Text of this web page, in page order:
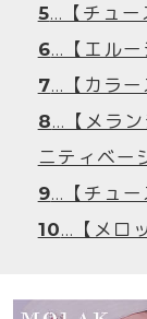
5…【チュー
6…【エル
7…【カラ
8…【メラ
ニティベー
9…【チュー
10…【メロ